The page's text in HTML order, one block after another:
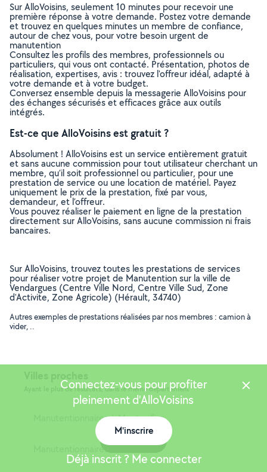
Sur AlloVoisins, seulement 10 minutes pour recevoir une
première réponse à votre demande. Postez votre demande
et trouvez en quelques minutes un membre de confiance,
autour de chez vous, pour votre besoin urgent de
manutention
Consultez les profils des membres, professionnels ou
particuliers, qui vous ont contacté. Présentation, photos de
réalisation, expertises, avis : trouvez l'offreur idéal, adapté à
votre demande et à votre budget.
Conversez ensemble depuis la messagerie AlloVoisins pour
des échanges sécurisés et efficaces grâce aux outils
intégrés.
Est-ce que AlloVoisins est gratuit ?
Absolument ! AlloVoisins est un service entièrement gratuit
et sans aucune commission pour tout utilisateur cherchant un
membre, qu’il soit professionnel ou particulier, pour une
prestation de service ou une location de matériel. Payez
uniquement le prix de la prestation, fixé par vous,
demandeur, et l’offreur.
Vous pouvez réaliser le paiement en ligne de la prestation
directement sur AlloVoisins, sans aucune commission ni frais
bancaires.
Sur AlloVoisins, trouvez toutes les prestations de services
pour réaliser votre projet de Manutention sur la ville de
Vendargues (Centre Ville Nord, Centre Ville Sud, Zone
d'Activite, Zone Agricole) (Hérault, 34740)
Autres exemples de prestations réalisées par nos membres : camion à
vider, ..
Ayant le plus de résultats, dans le même département
Manutentionnaires à Montpellier
Manutentionnaires à Béziers
Connectez-vous pour profiter
pleinement d'AlloVoisins
M'inscrire
Déjà inscrit ? Me connecter